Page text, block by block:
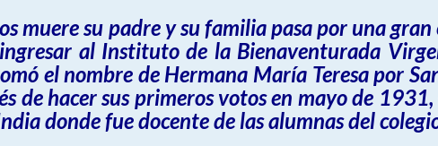
muere su padre y su familia pasa por una
al Instituto de la Bienaventurada
el nombre de Hermana María Teresa por
de hacer sus primeros votos en mayo de
donde fue docente de las alumnas del